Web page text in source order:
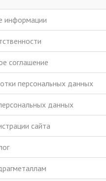
информации
соглашение
персональных данных
данных
сайта